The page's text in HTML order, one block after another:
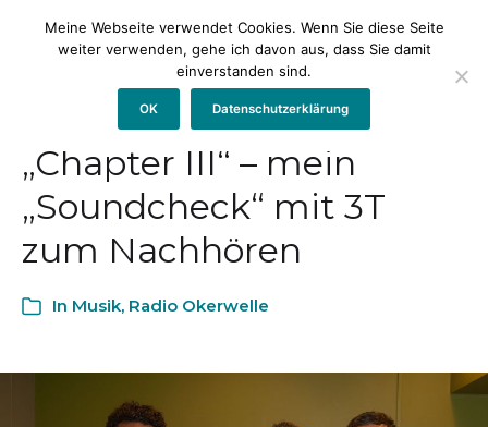
„Chapter III“ – mein
„Soundcheck“ mit 3T
zum Nachhören
In Musik, Radio Okerwelle
Meine Webseite verwendet Cookies. Wenn Sie diese Seite
weiter verwenden, gehe ich davon aus, dass Sie damit
einverstanden sind.
OK Datenschutzerklärung